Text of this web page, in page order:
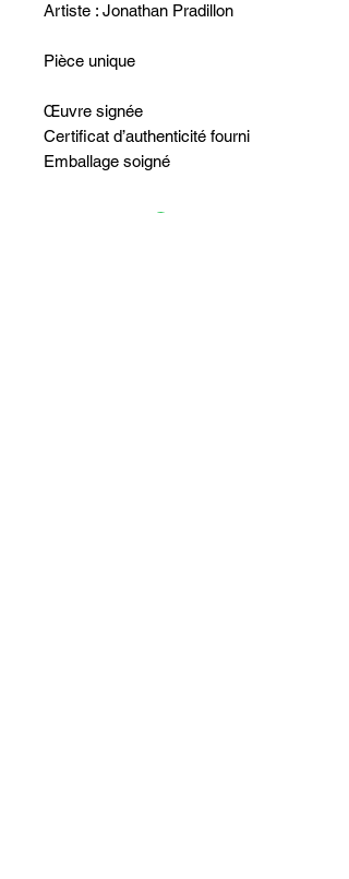
Artiste : Jonathan Pradillon
Pièce unique
Œuvre signée
Certificat d’authenticité fourni
Emballage soigné